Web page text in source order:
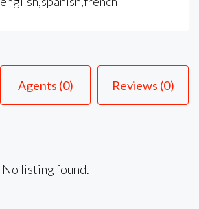
Agents (0) Reviews (0)
No listing found.